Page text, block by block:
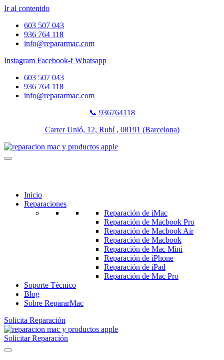
Ir al contenido
603 507 043
936 764 118
info@repararmac.com
Instagram Facebook-f Whatsapp
603 507 043
936 764 118
info@repararmac.com
📞 936764118
Carrer Unió, 12, Rubí , 08191 (Barcelona)
Inicio
Reparaciones
Reparación de iMac
Reparación de Macbook Pro
Reparación de Macbook Air
Reparación de Macbook
Reparación de Mac Mini
Reparación de iPhone
Reparación de iPad
Reparación de Mac Pro
Soporte Técnico
Blog
Sobre RepararMac
Solicita Reparación
Solicitar Reparación